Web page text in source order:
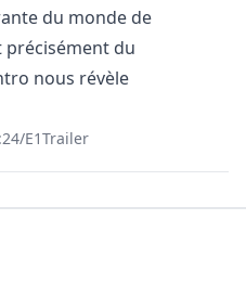
du monde de
précisément du
nous révèle
/E1Trailer